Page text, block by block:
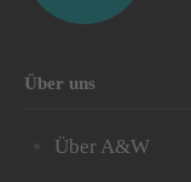
Über uns
Über A&W